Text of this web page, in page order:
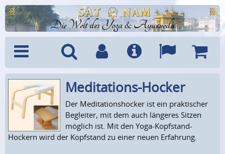
Die Welt des Yoga & Ayurveda
Menü SucheBenutzerkonto
Info Sprachen
­Meditations-Hocker
Der Meditationshocker ist ein praktischer
Begleiter, mit dem auch längeres Sitzen
möglich ist. Mit den Yoga-Kopfstand-
Hockern wird der Kopfstand zu einer neuen Erfahrung.